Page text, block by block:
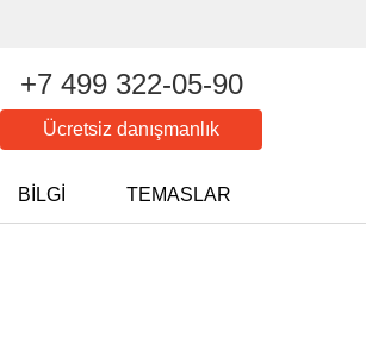
+7 499 322-05-90
Ücretsiz danışmanlık
BILGI TEMASLAR